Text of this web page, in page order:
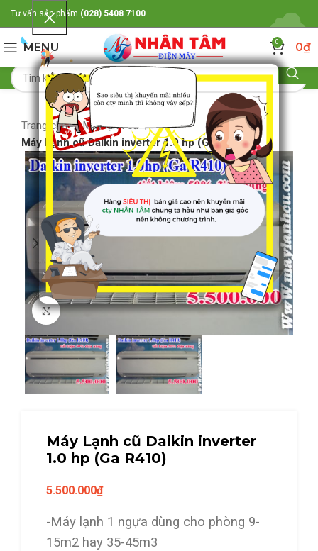
Tư vấn sản phẩm (028) 5408 7100
MENU 0 0₫
Trang chủ
Máy lạnh cũ
Máy Lạnh cũ Daikin inverter 1.0 hp (Ga R410)
Click to enlarge
Máy Lạnh cũ Daikin inverter
1.0 hp (Ga R410)
5.500.000₫
-Máy lạnh 1 ngựa dùng cho phòng 9-
15m2 hay 35-45m3